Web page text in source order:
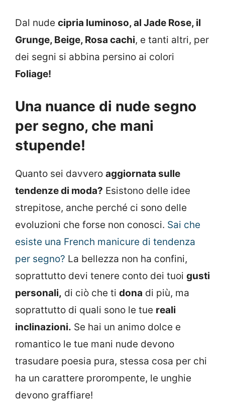
Dal nude cipria luminoso, al Jade Rose, il
Grunge, Beige, Rosa cachi, e tanti altri, per
dei segni si abbina persino ai colori
Foliage!
Una nuance di nude segno
per segno, che mani
stupende!
Quanto sei davvero aggiornata sulle
tendenze di moda? Esistono delle idee
strepitose, anche perché ci sono delle
evoluzioni che forse non conosci. Sai che
esiste una French manicure di tendenza
per segno? La bellezza non ha confini,
soprattutto devi tenere conto dei tuoi gusti
personali, di ciò che ti dona di più, ma
soprattutto di quali sono le tue reali
inclinazioni. Se hai un animo dolce e
romantico le tue mani nude devono
trasudare poesia pura, stessa cosa per chi
ha un carattere prorompente, le unghie
devono graffiare!